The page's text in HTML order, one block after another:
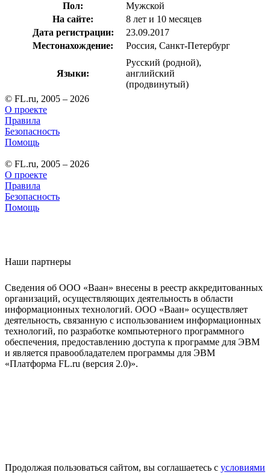
Пол:
Мужской
На сайте:
8 лет и 10 месяцев
Дата регистрации:
23.09.2017
Местонахождение:
Россия, Санкт-Петербург
Языки:
Русский (родной),
английский
(продвинутый)
© FL.ru, 2005 – 2026
О проекте
Правила
Безопасность
Помощь
© FL.ru, 2005 – 2026
О проекте
Правила
Безопасность
Помощь
Наши партнеры
Сведения об ООО «Ваан» внесены в реестр аккредитованных
организаций, осуществляющих деятельность в области
информационных технологий. ООО «Ваан» осуществляет
деятельность, связанную с использованием информационных
технологий, по разработке компьютерного программного
обеспечения, предоставлению доступа к программе для ЭВМ
и является правообладателем программы для ЭВМ
«Платформа FL.ru (версия 2.0)».
Продолжая пользоваться сайтом, вы соглашаетесь с условиями